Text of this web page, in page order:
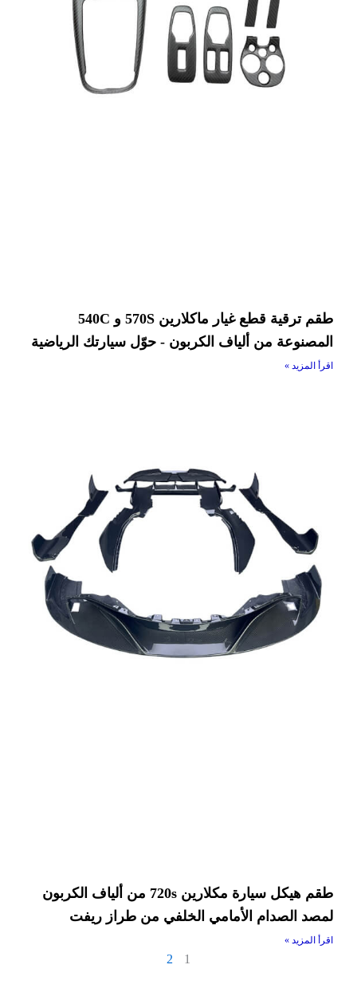
طقم ترقية قطع غيار ماكلارين 570S و 540C
المصنوعة من ألياف الكربون - حوّل سيارتك الرياضية
اقرأ المزيد »
طقم هيكل سيارة مكلارين 720s من ألياف الكربون
لمصد الصدام الأمامي الخلفي من طراز ريفت
اقرأ المزيد »
1
2